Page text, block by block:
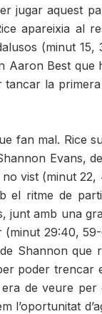
jugar aquest
apareixia
(minut
Aaron Best
la
fan mal. Rice
Evans,
vist (minut
el ritme de
junt amb una
29:40,
Shannon
poder
de veure
l’oportunitat